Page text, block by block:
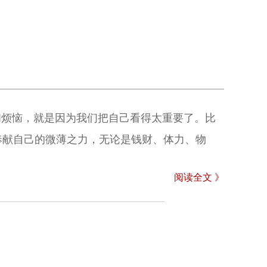
恼，就是因为我们把自己看得太重要了。比
自己的微薄之力，无论是钱财、体力、物
阅读全文 》